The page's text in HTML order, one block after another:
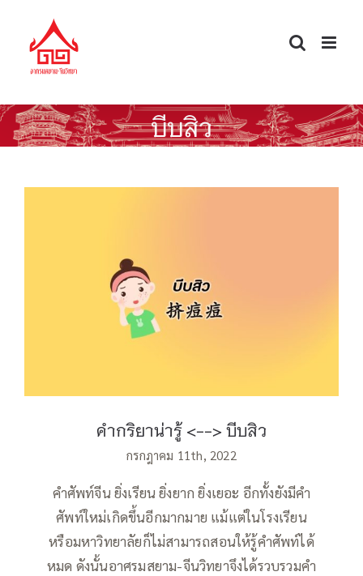
content
บีบสิว
คำกริยาน่ารู้ บีบสิว
คำกริยาน่ารู้ <--> บีบสิว
กรกฎาคม 11th, 2022
คำศัพท์จีน ยิ่งเรียน ยิ่งยาก ยิ่งเยอะ อีกทั้งยังมีคำ
ศัพท์ใหม่เกิดขึ้นอีกมากมาย แม้แต่ในโรงเรียน
หรือมหาวิทยาลัยก็ไม่สามารถสอนให้รู้คำศัพท์ได้
หมด ดังนั้นอาศรมสยาม-จีนวิทยาจึงได้รวบรวมคำ